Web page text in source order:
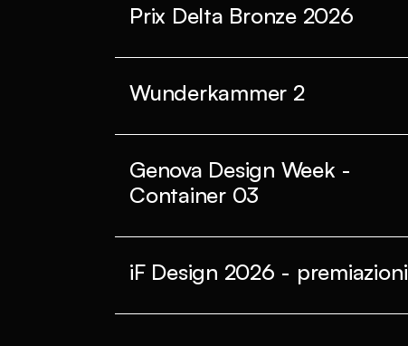
Prix Delta Bronze 2026
Wunderkammer 2
Genova Design Week -
Container 03
iF Design 2026 - premiazioni